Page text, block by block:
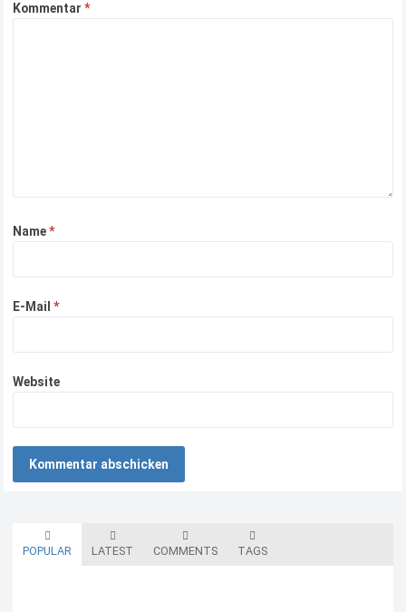
Kommentar*
Name*
E-Mail*
Website
POPULAR LATEST COMMENTS TAGS